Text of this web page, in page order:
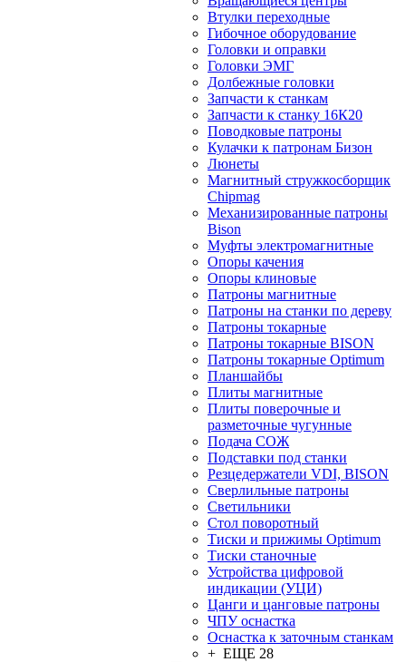
Втулки переходные
Гибочное оборудование
Головки и оправки
Головки ЭМГ
Долбежные головки
Запчасти к станкам
Запчасти к станку 16К20
Поводковые патроны
Кулачки к патронам Бизон
Люнеты
Магнитный стружкосборщик
Chipmag
Механизированные патроны
Bison
Муфты электромагнитные
Опоры качения
Опоры клиновые
Патроны магнитные
Патроны на станки по дереву
Патроны токарные
Патроны токарные BISON
Патроны токарные Optimum
Планшайбы
Плиты магнитные
Плиты поверочные и
разметочные чугунные
Подача СОЖ
Подставки под станки
Резцедержатели VDI, BISON
Сверлильные патроны
Светильники
Стол поворотный
Тиски и прижимы Optimum
Тиски станочные
Устройства цифровой
индикации (УЦИ)
Цанги и цанговые патроны
ЧПУ оснастка
Оснастка к заточным станкам
+ ЕЩЕ 28